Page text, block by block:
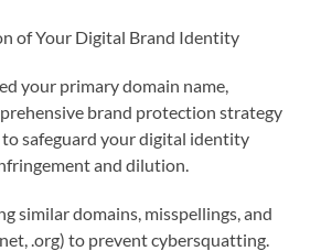
of Your Digital Brand Identity
your primary domain name,
brand protection strategy
to safeguard your digital identity
and dilution.
similar domains, misspellings, and
.org) to prevent cybersquatting.